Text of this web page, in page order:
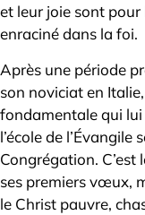
et leur joie sont
enraciné dans la foi.
Après une période
son noviciat en
fondamentale qui
l’école de l’Évangile
Congrégation. C’est
ses premiers vœux,
le Christ pauvre,